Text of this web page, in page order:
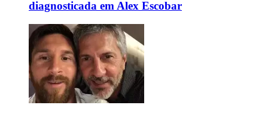
diagnosticada em Alex Escobar